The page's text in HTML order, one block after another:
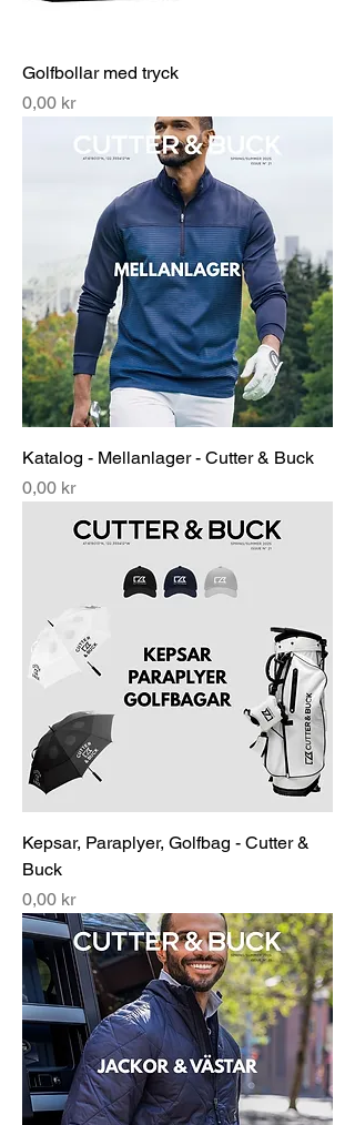
Golfbollar med tryck
Pris
0,00 kr
Katalog - Mellanlager - Cutter & Buck
Pris
0,00 kr
Kepsar, Paraplyer, Golfbag - Cutter &
Buck
Pris
0,00 kr